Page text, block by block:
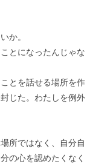
か。
とになったんじゃな
とを話せる場所を作
じた。わたしを例外
所ではなく、自分自
の心を認めたくなく